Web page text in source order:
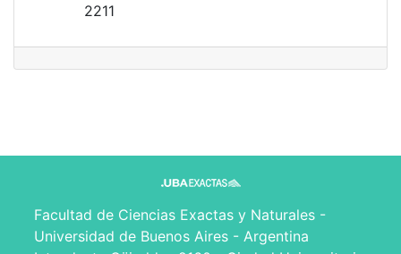
2211
Facultad de Ciencias Exactas y Naturales -
Universidad de Buenos Aires - Argentina